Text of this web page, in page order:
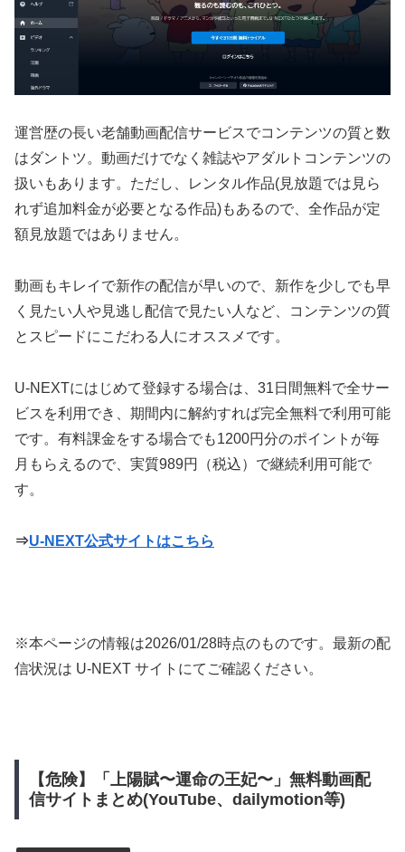
運営歴の長い老舗動画配信サービスでコンテンツの質と数
はダントツ。動画だけでなく雑誌やアダルトコンテンツの
扱いもあります。ただし、レンタル作品(見放題では見ら
れず追加料金が必要となる作品)もあるので、全作品が定
額見放題ではありません。
動画もキレイで新作の配信が早いので、新作を少しでも早
く見たい人や見逃し配信で見たい人など、コンテンツの質
とスピードにこだわる人にオススメです。
U-NEXTにはじめて登録する場合は、31日間無料で全サー
ビスを利用でき、期間内に解約すれば完全無料で利用可能
です。有料課金をする場合でも1200円分のポイントが毎
月もらえるので、実質989円（税込）で継続利用可能で
す。
⇒U-NEXT公式サイトはこちら
※本ページの情報は2026/01/28時点のものです。最新の配
信状況は U-NEXT サイトにてご確認ください。
【危険】「上陽賦〜運命の王妃〜」無料動画配
信サイトまとめ(YouTube、dailymotion等)